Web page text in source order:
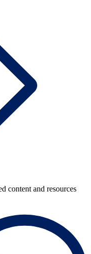
content and resources